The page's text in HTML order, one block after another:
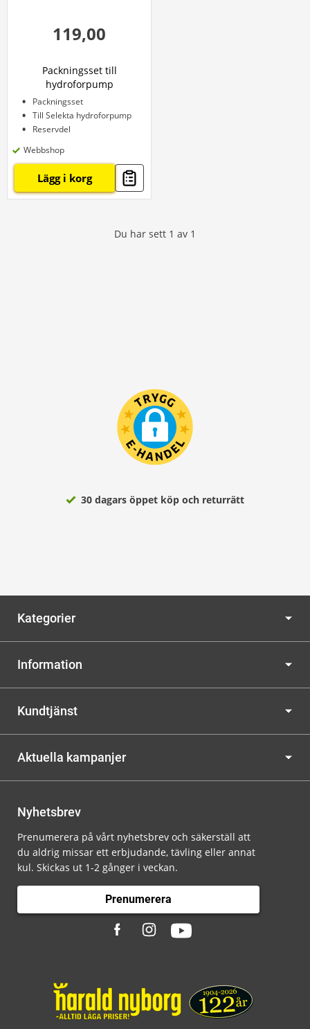
119,00
Packningsset till
hydroforpump
Packningsset
Till Selekta hydroforpump
Reservdel
Webbshop
Lägg i korg
Du har sett 1 av 1
30 dagars öppet köp och returrätt
Kategorier
Information
Kundtjänst
Aktuella kampanjer
Nyhetsbrev
Prenumerera på vårt nyhetsbrev och säkerställ att
du aldrig missar ett erbjudande, tävling eller annat
kul. Skickas ut 1-2 gånger i veckan.
Prenumerera